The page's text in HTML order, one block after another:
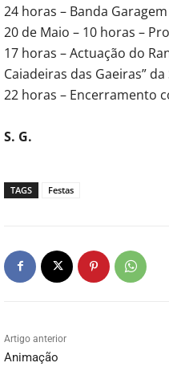
24 horas – Banda Garagem
20 de Maio – 10 horas –
17 horas – Actuação do
Caiadeiras das Gaeiras” da
22 horas – Encerramento
S. G.
TAGS Festas
Artigo anterior
Animação